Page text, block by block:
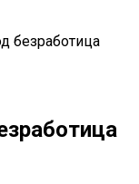
безработица